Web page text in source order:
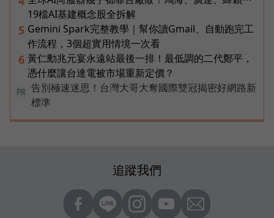
19檔AI基建概念股全拆解
5 Gemini Spark完整教學｜幫你讀Gmail、自動跑完工
作流程，3個超實用情境一次看
6 黃仁勳兆元宴永遠站最後一排！最低調的二代鄭平，
憑什麼讓台達電被市場重新定價？
PR
告別極速迷思！台灣大哥大奪國際雙冠揭密好網路新
標準
追蹤我們